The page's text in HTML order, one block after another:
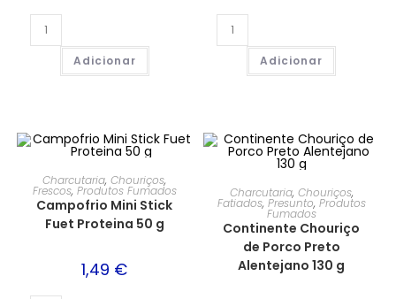
Adicionar Adicionar
Charcutaria,Chouriços,
Frescos, Produtos Fumados
Campofrio Mini Stick
Fuet Proteina 50 g
1,49 €
Charcutaria, Chouriços,
Fatiados, Presunto, Produtos
Fumados
Continente Chouriço
de Porco Preto
Alentejano 130 g